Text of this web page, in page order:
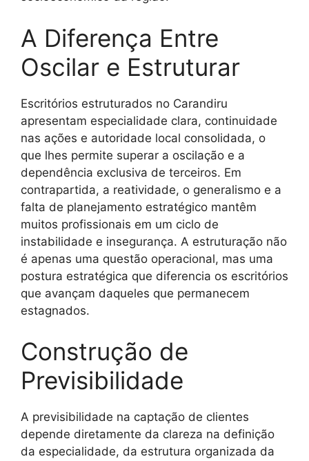
A Diferença Entre
Oscilar e Estruturar
Escritórios estruturados no Carandiru
apresentam especialidade clara, continuidade
nas ações e autoridade local consolidada, o
que lhes permite superar a oscilação e a
dependência exclusiva de terceiros. Em
contrapartida, a reatividade, o generalismo e a
falta de planejamento estratégico mantêm
muitos profissionais em um ciclo de
instabilidade e insegurança. A estruturação não
é apenas uma questão operacional, mas uma
postura estratégica que diferencia os escritórios
que avançam daqueles que permanecem
estagnados.
Construção de
Previsibilidade
A previsibilidade na captação de clientes
depende diretamente da clareza na definição
da especialidade, da estrutura organizada da